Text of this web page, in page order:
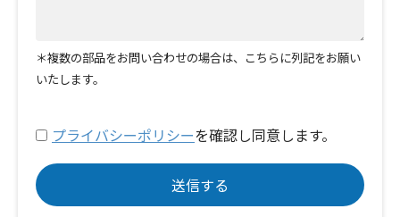
＊複数の部品をお問い合わせの場合は、こちらに列記をお願い
いたします。
プライバシーポリシーを確認し同意します。